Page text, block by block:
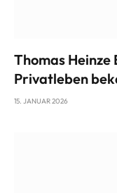
Thomas Heinze
Privatleben
15. JANUAR 2026